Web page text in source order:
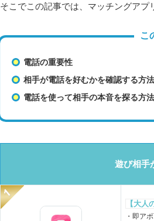
そこでこの記事では、マッチングアプ
こ
電話の重要性
相手が電話を好むかを確認する方法
電話を使って相手の本音を探る方法
遊び相手
【大人
・即ア